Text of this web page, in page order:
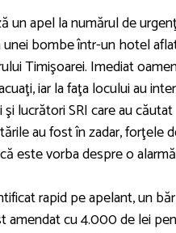
un apel la numărul de
bombe într-un hotel
Timişoarei. Imediat
iar la faţa locului au
lucrători SRI care au căutat
au fost în zadar, forţele
este vorba despre o
rapid pe apelant, un
amendat cu 4.000 de lei